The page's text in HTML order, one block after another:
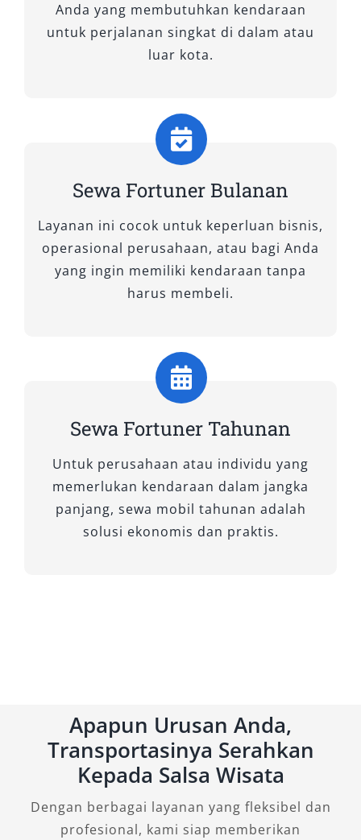
Memilih kendaraan yang tepat untuk
perjalanan di Kalimantan, khususnya Pontianak
berbagai pilihan sewa mobil Fortuner
Pontianak yang siap memenuhi kebutuhan
transportasi Anda. Dengan perpaduan antara
ketangguhan, kenyamanan, dan teknologi, kami
baik penggerak 4×2 maupun 4×4, yang siap
digunakan untuk perjalanan pribadi, bisnis,
maupun dinas luar kota.
Perjalanan Kota dan Lintas
yang memprioritaskan kenyamanan, efisiensi,
dan tampilan yang modern. Tipe ini cocok
digunakan untuk rute dalam kota maupun
perjalanan antar kabupaten di Kalimantan
cocok untuk rental mobil Fortuner Pontianak
murah dengan tetap menjaga kenyamanan dan
performa.
2. Fortuner 2.8 VRZ TSS 4×2 A/T
Anda yang membutuhkan kendaraan
untuk perjalanan singkat di dalam atau
luar kota.
Sewa Fortuner Bulanan
Layanan ini cocok untuk keperluan bisnis,
operasional perusahaan, atau bagi Anda
yang ingin memiliki kendaraan tanpa
harus membeli.
Sewa Fortuner Tahunan
Untuk perusahaan atau individu yang
memerlukan kendaraan dalam jangka
panjang, sewa mobil tahunan adalah
solusi ekonomis dan praktis.
Apapun Urusan Anda,
Transportasinya Serahkan
Kepada Salsa Wisata
Dengan berbagai layanan yang fleksibel dan
profesional, kami siap memberikan